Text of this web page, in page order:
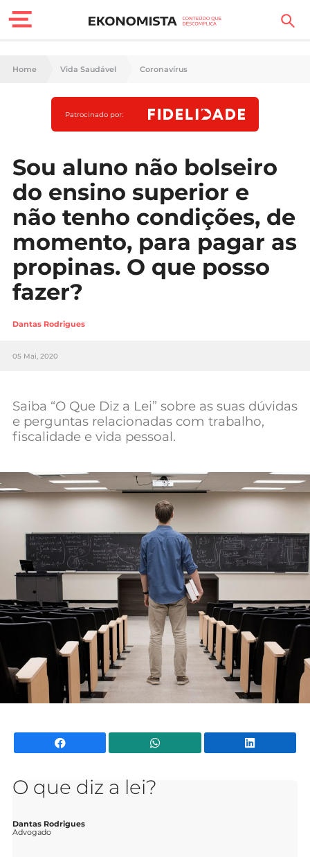
Finanças Pessoais
Motores
Carreira
Casa
Lifestyle
Sociedade
Tecnologia
Negócios
Mundial 2026
Home Vida Saudável Coronavírus
Patrocinado por:
Sou aluno não bolseiro
do ensino superior e
não tenho condições, de
momento, para pagar as
propinas. O que posso
fazer?
Dantas Rodrigues
05 Mai, 2020
Saiba “O Que Diz a Lei” sobre as suas dúvidas
e perguntas relacionadas com trabalho,
fiscalidade e vida pessoal.
Facebook WhatsApp
O que diz a lei?
Dantas Rodrigues
Advogado